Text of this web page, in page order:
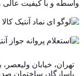
واسطه و با کیفیت عالی
تهران، خیابان ولیعصر،
پاسارگاد، ساختمان صدف، پلاک 1965،